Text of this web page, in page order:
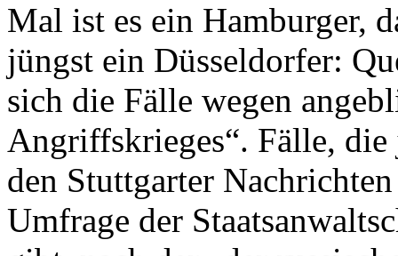
Mal ist es ein Hamburger,
jüngst ein Düsseldorfer:
sich die Fälle wegen
Angriffskrieges“. Fälle,
den Stuttgarter
Umfrage der